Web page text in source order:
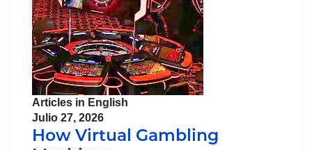
Articles in English
Julio 27, 2026
How Virtual Gambling